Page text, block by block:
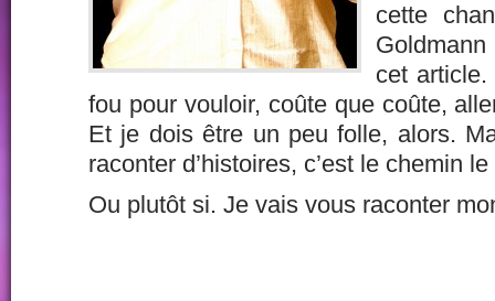
cette
cet
fou pour vouloir, coûte que coûte,
Et je dois être un peu folle, alors.
raconter d’histoires, c’est le chemin
Ou plutôt si. Je vais vous raconter